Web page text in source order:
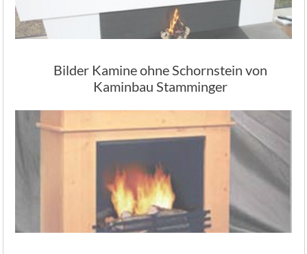
Bilder Kamine ohne Schornstein von
Kaminbau Stamminger